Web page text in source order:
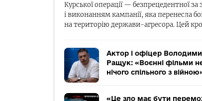
Курської операції — безпрецедентної
і виконанням кампанії, яка перенесла
на територію держави-агресора. Цей
Актор і офіцер
Ращук: «Воєнні фільми
нічого спільного з
«Це зло має бути